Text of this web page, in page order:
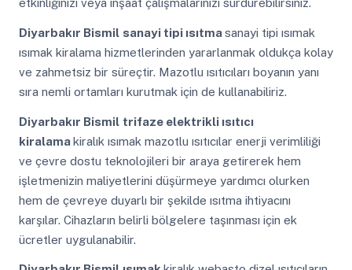
etkinliğinizi veya inşaat çalışmalarınızı sürdürebilirsiniz.
Diyarbakır Bismil sanayi tipi ısıtmasanayi tipi ısımak
ısımak kiralama hizmetlerinden yararlanmak oldukça kolay
ve zahmetsiz bir süreçtir. Mazotlu ısıtıcıları boyanın yanı
sıra nemli ortamları kurutmak için de kullanabiliriz.
Diyarbakır Bismil trifaze elektrikli ısıtıcı
kiralamakiralık ısımak mazotlu ısıtıcılar enerji verimliliği
ve çevre dostu teknolojileri bir araya getirerek hem
işletmenizin maliyetlerini düşürmeye yardımcı olurken
hem de çevreye duyarlı bir şekilde ısıtma ihtiyacını
karşılar. Cihazların belirli bölgelere taşınması için ek
ücretler uygulanabilir.